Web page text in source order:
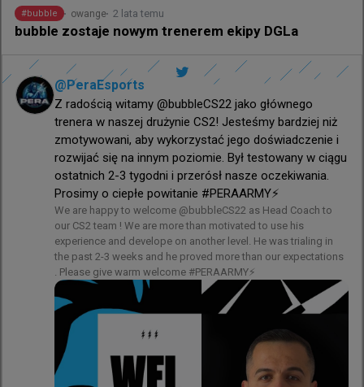
Zdecydowałem o zamknijęciu projektu GO GO CS:GO
oraz o stopniowym, wygaszaniu mojej aktywności
Przez lata oddawałem internetowi, projektom i
społeczności cały swój czas, energię i zdrowie.
Budowałem inicjatywy, dawałem szanse innym i
starałem się ciągnąć ten wózek najlepiej, jak potrafiłem.
W pewnym momencie trzeba jednak stanąć w prawdzie
przed samym sobą i zapytać: gdzie w tym wszystkim
jestem ja i moja rodzina?
Dotarłem do granicy, w której nie mam już chęci ani
potrzeby robienia czegokolwiek wbrew sobie czy na
siłę dla osób trzecich. Wyciągam wtyczkę z projektów,
które zjadają mój czas i uwagę, bo moje priorytety są
dziś w zupełnie innym miejscu. Muszę zadbać o siebie,
o swoje zdrowie, spokój i najbliższych, którzy są dla
mnie najważniejsi.
Dziękuję każdemu, kto przez te wszystkie lata szczerze
#bubble owange 2 lata temu
bubble zostaje nowym trenerem ekipy DGLa
@ PeraEsports
Z radością witamy @bubbleCS22 jako głównego
trenera w naszej drużynie CS2! Jesteśmy bardziej niż
zmotywowani, aby wykorzystać jego doświadczenie i
rozwijać się na innym poziomie. Był testowany w ciągu
ostatnich 2-3 tygodni i przerósł nasze oczekiwania.
Prosimy o ciepłe powitanie #PERAARMY⚡️
We are happy to welcome @bubbleCS22 as Head Coach to
our CS2 team ! We are more than motivated to use his
experience and develope on another level. He was trialing in
the past 2-3 weeks and he proved more than our expectations
. Please give warm welcome #PERAARMY⚡️